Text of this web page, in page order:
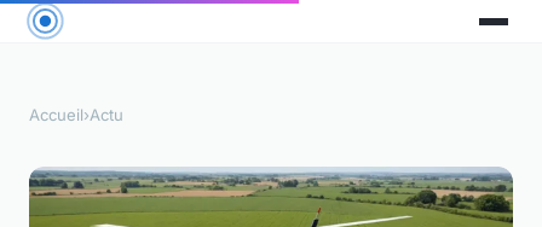
Accueil›Actu